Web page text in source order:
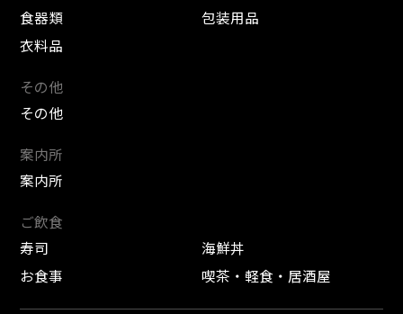
食器類
包装用品
衣料品
その他
その他
案内所
案内所
ご飲食
寿司
海鮮丼
お食事
喫茶・軽食・居酒屋